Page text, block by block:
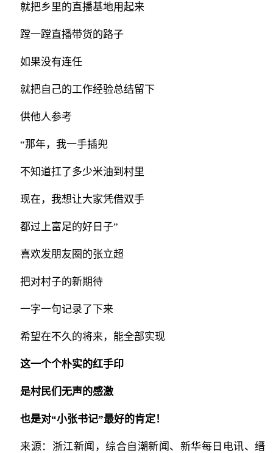
就把乡里的直播基地用起来
蹚一蹚直播带货的路子
如果没有连任
就把自己的工作经验总结留下
供他人参考
“那年，我一手插兜
不知道扛了多少米油到村里
现在，我想让大家凭借双手
都过上富足的好日子”
喜欢发朋友圈的张立超
把对村子的新期待
一字一句记录了下来
希望在不久的将来，能全部实现
这一个个朴实的红手印
是村民们无声的感激
也是对“小张书记”最好的肯定！
来源：浙江新闻，综合自潮新闻、新华每日电讯、缙